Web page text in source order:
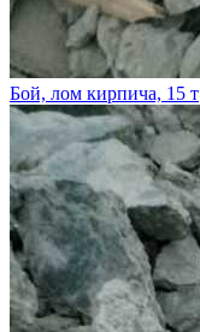
Бой, лом кирпича, 15 т